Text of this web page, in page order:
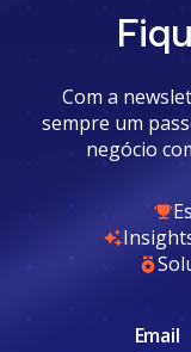
Com a
sempre um
negócio
Email